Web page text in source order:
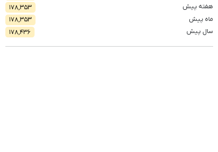
هفته پیش
۱۷۸,۳۵۳
ماه پیش
۱۷۸,۳۵۳
سال پیش
۱۷۸,۴۳۶